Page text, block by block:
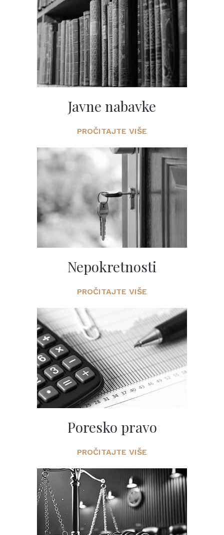
Javne nabavke
PROČITAJTE VIŠE
Nepokretnosti
PROČITAJTE VIŠE
Poresko pravo
PROČITAJTE VIŠE